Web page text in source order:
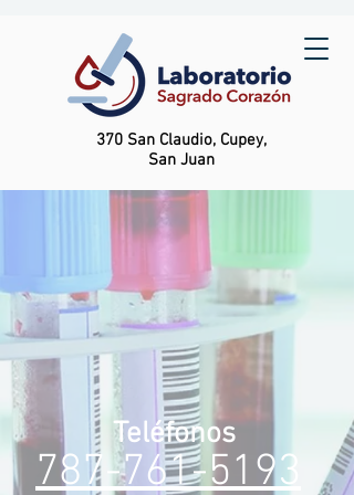
370 San Claudio, Cupey,
San Juan
787-761-5193
Teléfonos